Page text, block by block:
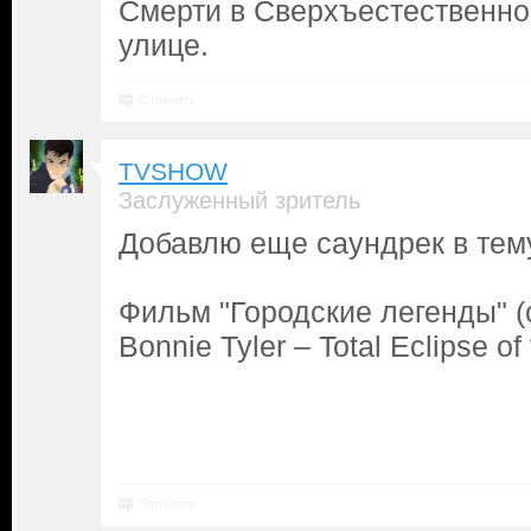
Смерти в
улице.
TVSHOW
Заслуженный зритель
Добавлю еще саундрек в
Фильм "Городские легенды"
Bonnie Tyler – Total Eclipse of